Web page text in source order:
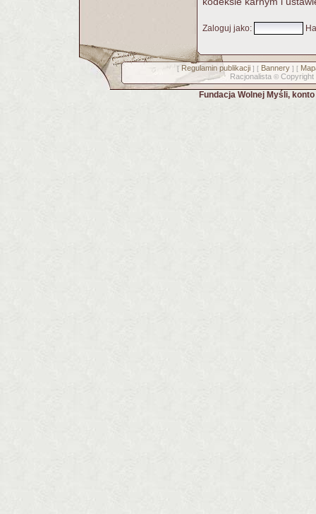
Zaloguj jako:
[ Regulamin publikacji] [ Bannery] [
Racjonalista © Copyright
Fundacja Wolnej Myśli,